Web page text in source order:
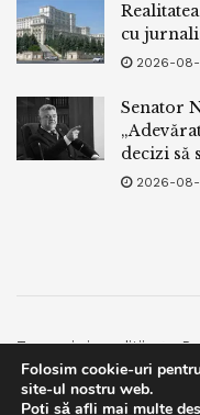
cu
2026-
Senator
decizi să
2026-
Termeni si conditii
Facebook
Contact
© 2019bpnews- Business
Folosim cookie-uri
site-ul nostru web.
Poți să afli mai multe